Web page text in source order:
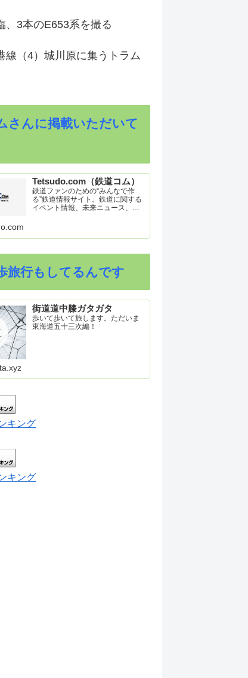
、3本のE653系を撮る
線（4）城川原に集うトラム
さんに掲載いただいて
Tetsudo.com（鉄道コム）
鉄道ファンのための“みんなで作
る”鉄道情報サイト。鉄道に関する
イベント情報、未来ニュース、車
ク集や、参加型ゲーム「駅つなゲ
旅行もしてるんです
街道道中膝ガタガタ
歩いて歩いて旅します。ただいま
東海道五十三次編！
キング
キング